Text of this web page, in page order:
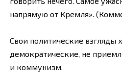
напрямую от Кремля».
Свои политические взгляды
демократические, не
и коммунизм.